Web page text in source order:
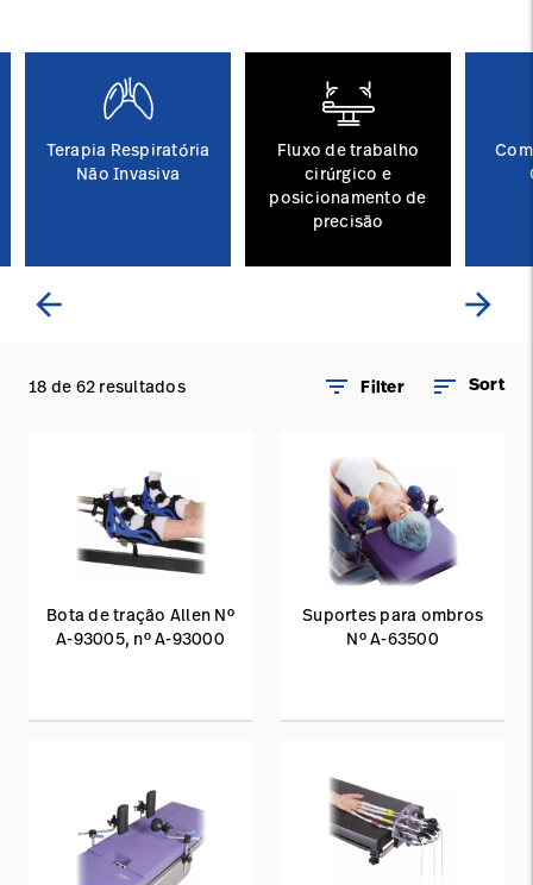
Conosco
launch
Baxter.com launch
Portal
Portal
arrow_back
Terapia Respiratória
Não Invasiva
Fluxo de trabalho
cirúrgico e
posicionamento de
precisão
arrow_forward
18 de 62 resultados filter_list Filter sort Sort
Bota de tração Allen Nº
A-93005, nº A-93000
Suportes para ombros
Nº A-63500